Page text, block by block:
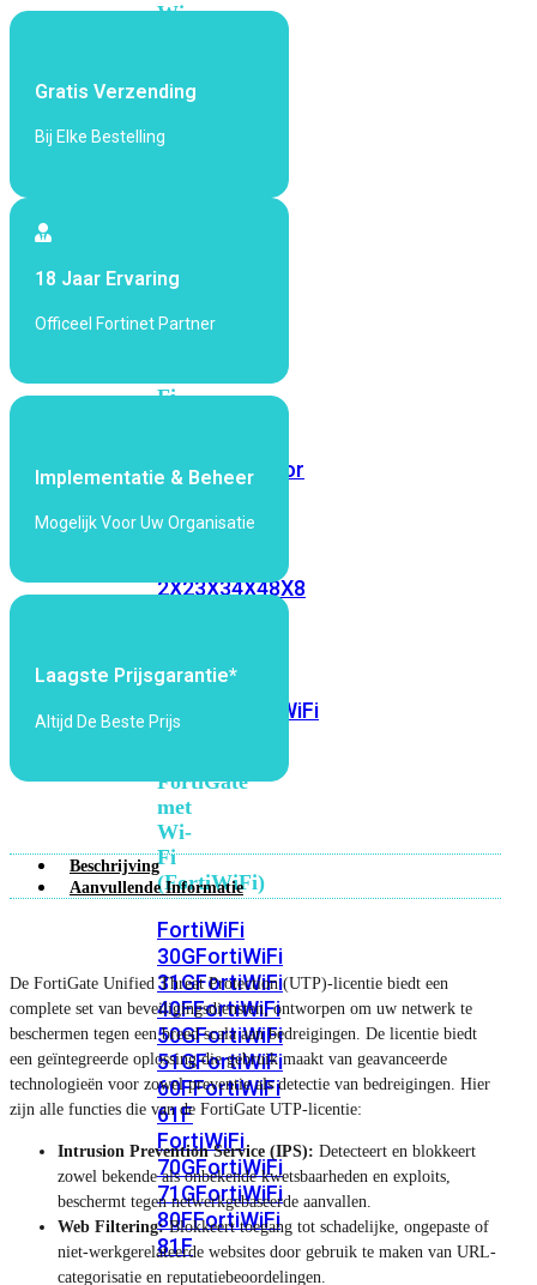
Wi-
Fi
6E
Fi
7
Fi
IndoorOutdoor
2X23X34X48X8
bekijken
FortiAP FortiWiFi
FortiGate
met
Wi-
Fi
(FortiWiFi)
FortiWiFi
30GFortiWiFi
31GFortiWiFi
40FFortiWiFi
50GFortiWiFi
51GFortiWiFi
60FFortiWiFi
61F
FortiWiFi
70GFortiWiFi
71GFortiWiFi
80FFortiWiFi
81F
Gratis Verzending
Bij Elke Bestelling
18 Jaar Ervaring
Officeel Fortinet Partner
Implementatie & Beheer
Mogelijk Voor Uw Organisatie
Laagste Prijsgarantie*
Altijd De Beste Prijs
Beschrijving
Aanvullende Informatie
De FortiGate Unified Threat Protection (UTP)-licentie biedt een
complete set van beveiligingsdiensten, ontworpen om uw netwerk te
beschermen tegen een breed scala aan bedreigingen. De licentie biedt
een geïntegreerde oplossing die gebruik maakt van geavanceerde
technologieën voor zowel preventie als detectie van bedreigingen. Hier
zijn alle functies die van de FortiGate UTP-licentie:
Intrusion Prevention Service (IPS): Detecteert en blokkeert
zowel bekende als onbekende kwetsbaarheden en exploits,
beschermt tegen netwerkgebaseerde aanvallen.
Web Filtering:Blokkeert toegang tot schadelijke, ongepaste of
niet-werkgerelateerde websites door gebruik te maken van URL-
categorisatie en reputatiebeoordelingen.